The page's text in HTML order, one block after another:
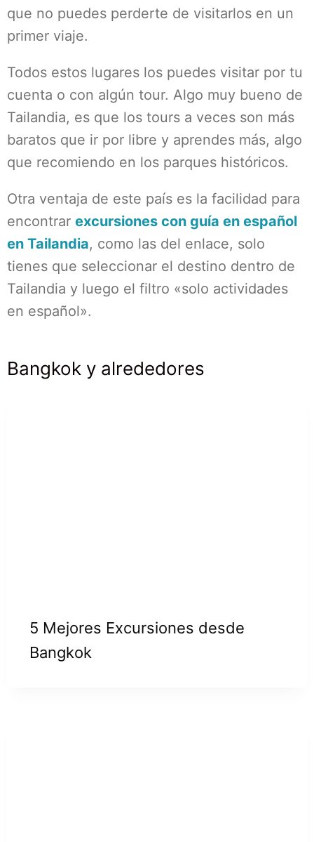
que no puedes perderte de visitarlos en un
primer viaje.
Todos estos lugares los puedes visitar por tu
cuenta o con algún tour. Algo muy bueno de
Tailandia, es que los tours a veces son más
baratos que ir por libre y aprendes más, algo
que recomiendo en los parques históricos.
Otra ventaja de este país es la facilidad para
encontrar excursiones con guía en español
en Tailandia, como las del enlace, solo
tienes que seleccionar el destino dentro de
Tailandia y luego el filtro «solo actividades
en español».
Bangkok y alrededores
5 Mejores Excursiones desde
Bangkok